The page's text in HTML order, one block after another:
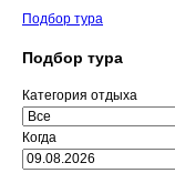
Подбор тура
Подбор тура
Категория отдыха
Когда